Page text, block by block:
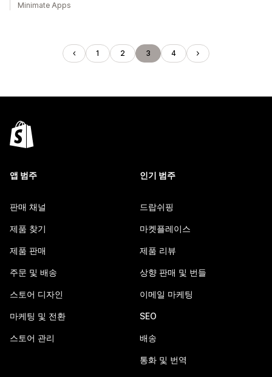
Minimate Apps
1 2 3 4
앱 범주
판매 채널
제품 찾기
제품 판매
주문 및 배송
스토어 디자인
마케팅 및 전환
스토어 관리
인기 범주
드랍쉬핑
마켓플레이스
제품 리뷰
상향 판매 및 번들
이메일 마케팅
SEO
배송
통화 및 번역